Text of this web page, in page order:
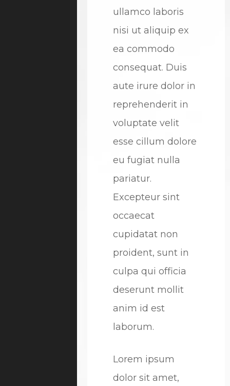
ullamco laboris
nisi ut aliquip ex
ea commodo
consequat. Duis
aute irure dolor in
reprehenderit in
voluptate velit
esse cillum dolore
eu fugiat nulla
pariatur.
Excepteur sint
occaecat
cupidatat non
proident, sunt in
culpa qui officia
deserunt mollit
anim id est
laborum.
Lorem ipsum
dolor sit amet,